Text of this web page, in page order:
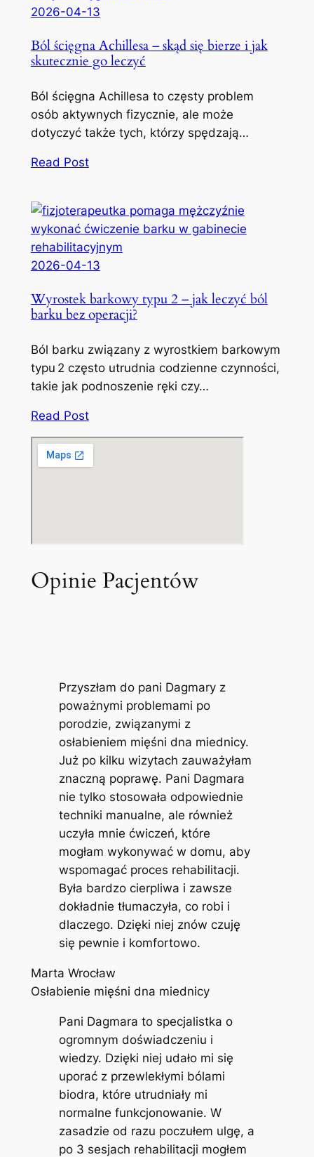
2026-04-13
Ból ścięgna Achillesa – skąd się bierze i jak
skutecznie go leczyć
Ból ścięgna Achillesa to częsty problem
osób aktywnych fizycznie, ale może
dotyczyć także tych, którzy spędzają…
Read Post
2026-04-13
Wyrostek barkowy typu 2 – jak leczyć ból
barku bez operacji?
Ból barku związany z wyrostkiem barkowym
typu 2 często utrudnia codzienne czynności,
takie jak podnoszenie ręki czy…
Read Post
Opinie Pacjentów
Przyszłam do pani Dagmary z
poważnymi problemami po
porodzie, związanymi z
osłabieniem mięśni dna miednicy.
Już po kilku wizytach zauważyłam
znaczną poprawę. Pani Dagmara
nie tylko stosowała odpowiednie
techniki manualne, ale również
uczyła mnie ćwiczeń, które
mogłam wykonywać w domu, aby
wspomagać proces rehabilitacji.
Była bardzo cierpliwa i zawsze
dokładnie tłumaczyła, co robi i
dlaczego. Dzięki niej znów czuję
się pewnie i komfortowo.
Marta Wrocław
Osłabienie mięśni dna miednicy
Pani Dagmara to specjalistka o
ogromnym doświadczeniu i
wiedzy. Dzięki niej udało mi się
uporać z przewlekłymi bólami
biodra, które utrudniały mi
normalne funkcjonowanie. W
zasadzie od razu poczułem ulgę, a
po 3 sesjach rehabilitacji mogłem